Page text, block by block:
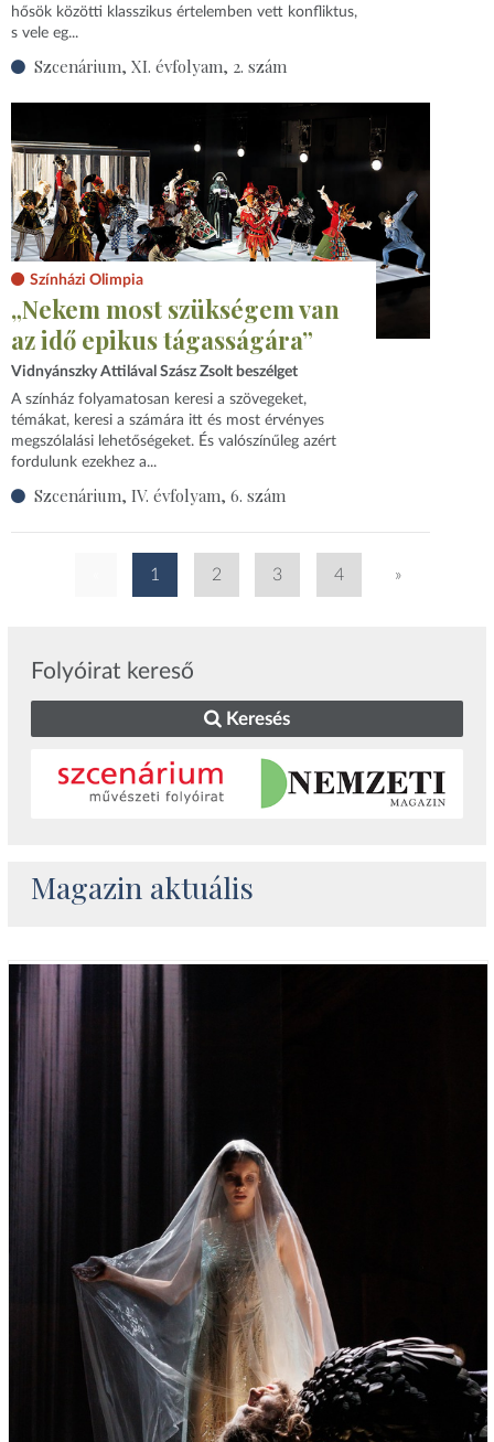
hősök közötti klasszikus értelemben vett konfliktus,
s vele eg...
Szcenárium, XI. évfolyam, 2. szám
Színházi Olimpia
„Nekem most szükségem van
az idő epikus tágasságára”
Vidnyánszky Attilával Szász Zsolt beszélget
A színház folyamatosan keresi a szövegeket,
témákat, keresi a számára itt és most érvényes
megszólalási lehetőségeket. És valószínűleg azért
fordulunk ezekhez a...
Szcenárium, IV. évfolyam, 6. szám
1 2 3 4 »
Folyóirat kereső
Keresés
Magazin aktuális